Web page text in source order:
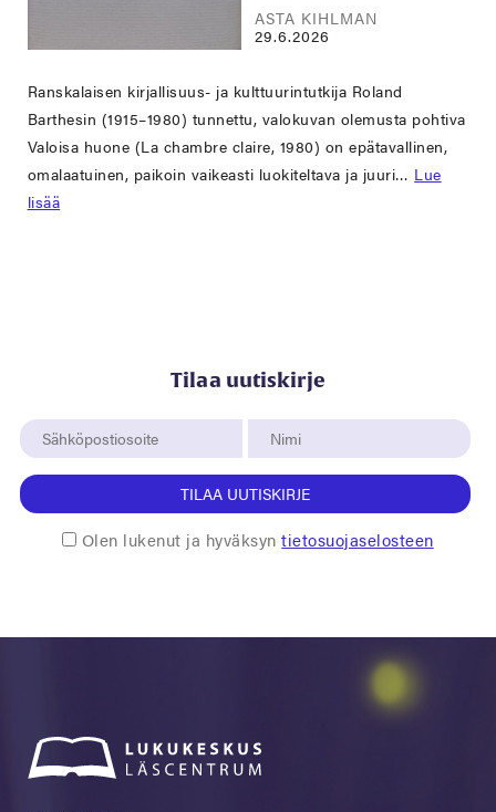
ASTA KIHLMAN
29.6.2026
Ranskalaisen kirjallisuus- ja kulttuurintutkija Roland
Barthesin (1915–1980) tunnettu, valokuvan olemusta pohtiva
Valoisa huone (La chambre claire, 1980) on epätavallinen,
omalaatuinen, paikoin vaikeasti luokiteltava ja juuri… Lue
lisää
Tilaa uutiskirje
TILAA UUTISKIRJE
Olen lukenut ja hyväksyntietosuojaselosteen